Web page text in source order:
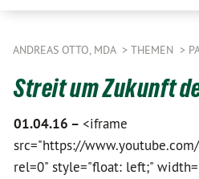
ANDREAS OTTO, MDA THEMEN
Streit um Zukunft
01.04.16 – <iframe
src="https://
rel=0" style="float: left;"